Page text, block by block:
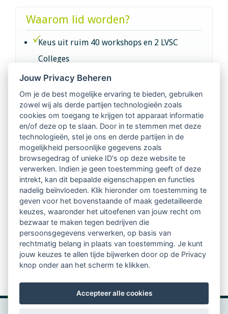
Waarom lid worden?
Keus uit ruim 40 workshops en 2 LVSC
Colleges
Intervisie met geregistreerde vakgenoten
Netwerk van 2100 professionals in 14
regio's
Vindbaar voor opdrachtgevers
Tijdschrift voor
Begeleidingskunde & kennisbank
Beroepsregistratie (LVSC keurmerk)
Lid worden van LVSC
Jouw Privacy Beheren
Om je de best mogelijke ervaring te bieden, gebruiken
zowel wij als derde partijen technologieën zoals
cookies om toegang te krijgen tot apparaat informatie
en/of deze op te slaan. Door in te stemmen met deze
technologieën, stel je ons en derde partijen in de
mogelijkheid persoonlijke gegevens zoals
browsegedrag of unieke ID's op deze website te
verwerken. Indien je geen toestemming geeft of deze
intrekt, kan dit bepaalde eigenschappen en functies
nadelig beïnvloeden. Klik hieronder om toestemming te
geven voor het bovenstaande of maak gedetailleerde
keuzes, waaronder het uitoefenen van jouw recht om
bezwaar te maken tegen bedrijven die
persoonsgegevens verwerken, op basis van
rechtmatig belang in plaats van toestemming. Je kunt
jouw keuzes te allen tijde bijwerken door op de Privacy
knop onder aan het scherm te klikken.
Accepteer alle cookies